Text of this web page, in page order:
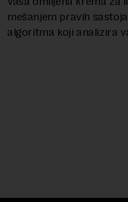
mešanjem pravih
algoritma koji analizira